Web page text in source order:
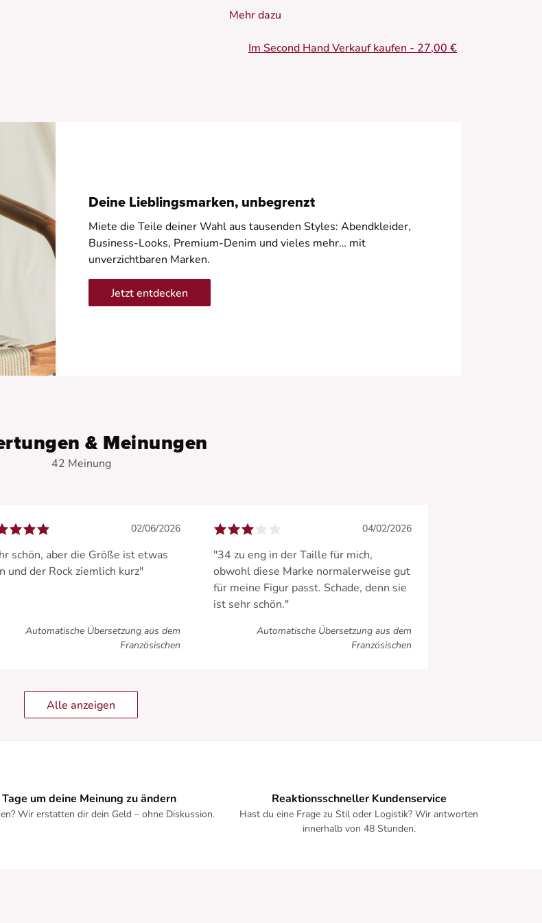
schicken und modernen Winterlook.
- Jacquard-Rock
Mehr dazu
Im Second Hand Verkauf kaufen - 27,00 €
Deine Lieblingsmarken, unbegrenzt
Miete die Teile deiner Wahl aus tausenden Styles: Abendkleider,
Business-Looks, Premium-Denim und vieles mehr… mit
unverzichtbaren Marken.
Jetzt entdecken
& Meinungen
42 Meinung
02/06/2026
schön, aber die Größe ist etwas
und der Rock ziemlich kurz"
Automatische Übersetzung aus dem
Französischen
04/02/2026
"34 zu eng in der Taille für mich,
obwohl diese Marke normalerweise gut
für meine Figur passt. Schade, denn sie
ist sehr schön."
Automatische Übersetzung aus dem
Französischen
Alle anzeigen
um deine Meinung zu ändern
Wir erstatten dir dein Geld – ohne Diskussion.
Reaktionsschneller Kundenservice
Hast du eine Frage zu Stil oder Logistik? Wir antworten
innerhalb von 48 Stunden.